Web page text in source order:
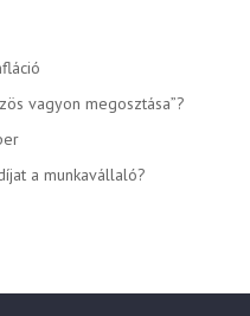
vagyon megosztása”?
a munkavállaló?